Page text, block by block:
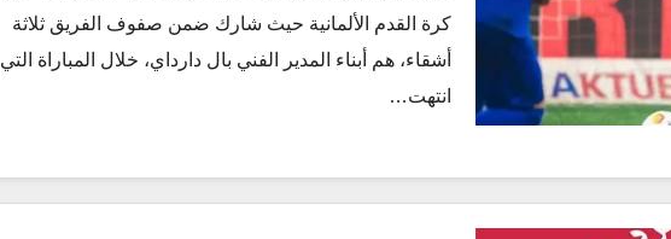
كرة القدم الألمانية حيث شارك ضمن صفوف الفريق ثلاثة
أشقاء، هم أبناء المدير الفني بال دارداي، خلال المباراة التي
انتهت…